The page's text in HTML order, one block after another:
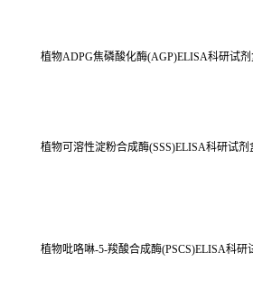
植物ADPG焦磷酸化酶(AGP)ELISA科研试
植物可溶性淀粉合成酶(SSS)ELISA科研试剂
植物吡咯啉-5-羧酸合成酶(PSCS)ELISA科研